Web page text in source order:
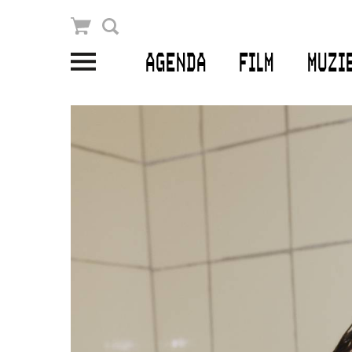
AGENDA FILM
Winkelmandje
PLAN JE BEZOEK
Openingstijden & contact
Bereikbaarheid
EDUCATIE
Filmprogramma’s Primair Onderwijs